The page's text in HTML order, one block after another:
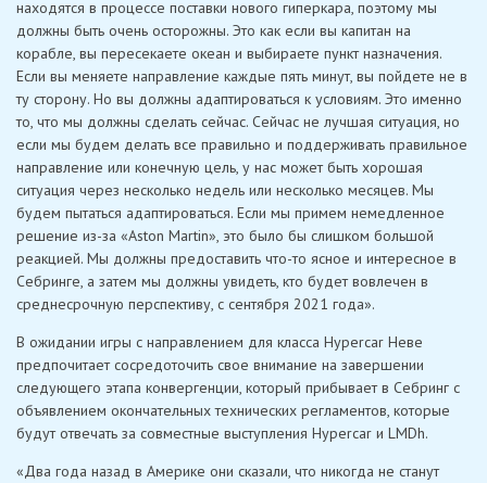
находятся в процессе поставки нового гиперкара, поэтому мы
должны быть очень осторожны. Это как если вы капитан на
корабле, вы пересекаете океан и выбираете пункт назначения.
Если вы меняете направление каждые пять минут, вы пойдете не в
ту сторону. Но вы должны адаптироваться к условиям. Это именно
то, что мы должны сделать сейчас. Сейчас не лучшая ситуация, но
если мы будем делать все правильно и поддерживать правильное
направление или конечную цель, у нас может быть хорошая
ситуация через несколько недель или несколько месяцев. Мы
будем пытаться адаптироваться. Если мы примем немедленное
решение из-за «Aston Martin», это было бы слишком большой
реакцией. Мы должны предоставить что-то ясное и интересное в
Себринге, а затем мы должны увидеть, кто будет вовлечен в
среднесрочную перспективу, с сентября 2021 года».
В ожидании игры с направлением для класса Hypercar Неве
предпочитает сосредоточить свое внимание на завершении
следующего этапа конвергенции, который прибывает в Себринг с
объявлением окончательных технических регламентов, которые
будут отвечать за совместные выступления Hypercar и LMDh.
«Два года назад в Америке они сказали, что никогда не станут